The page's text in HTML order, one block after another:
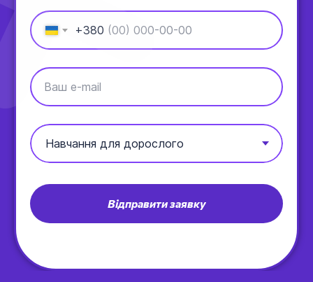
+380
Ваш e-mail
Відправити заявку